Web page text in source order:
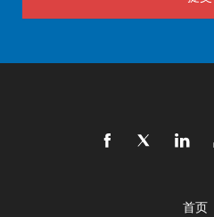
首页